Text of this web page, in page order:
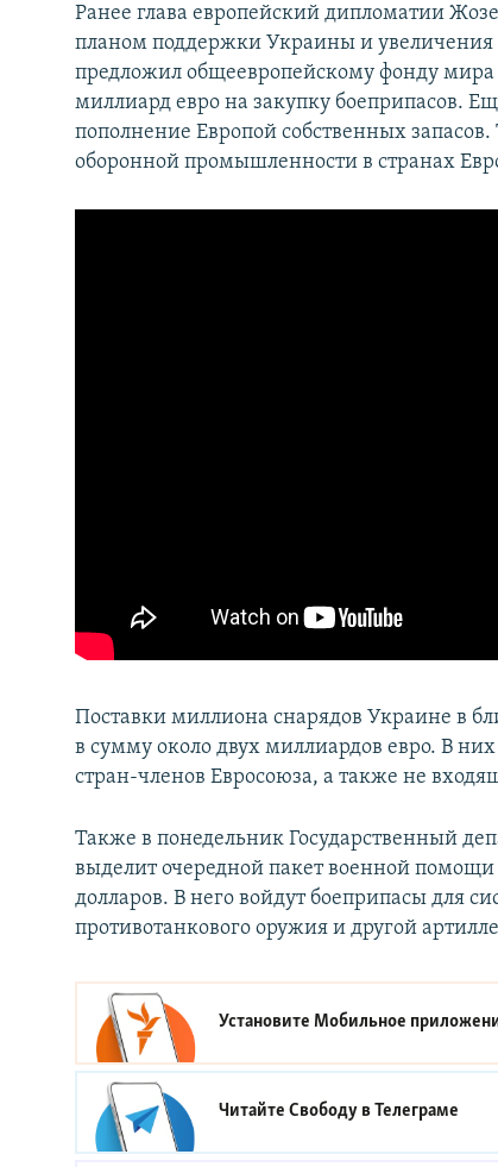
Ранее глава европейский дипломатии
планом поддержки Украины и увеличения
предложил общеевропейскому фонду
миллиард евро на закупку боеприпасов.
пополнение Европой собственных
оборонной промышленности в странах
Поставки миллиона снарядов Украине в
в сумму около двух миллиардов евро. В
стран-членов Евросоюза, а также не
Также в понедельник Государственный
выделит очередной пакет военной
долларов. В него войдут боеприпасы для
противотанкового оружия и другой
Установите Мобильное
Читайте Свободу вТелеграме